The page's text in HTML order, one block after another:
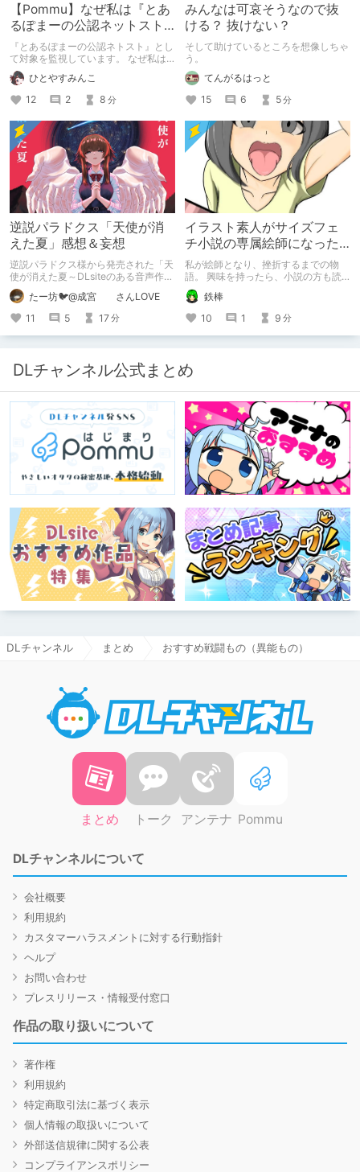
【Pommu】なぜ私は『とあ
るぽまーの公認ネットスト
ーカー』になったのか【出
会い編】
『とあるぽまーの公認ネトスト』とし
て対象を監視しています。 なぜ私は
このような行動をとるに至ったのか。
これまでのあゆみを振り返ります。
ひとやすみんこ
12
2 8 分
みんなは可哀そうなので抜
ける？ 抜けない？
そして助けているところを想像しちゃ
う。
てんがるはっと
15
6 5分
逆説パラドクス「天使が消
えた夏」感想＆妄想
逆説パラドクス様から発売された「天
使が消えた夏～DLsiteのある音声作品
について～」の感想です。 妄想も多
いです。たー坊🐦@成宮 さんLOVE
11
5 17分
イラスト素人がサイズフェ
チ小説の専属絵師になった
お話
私が絵師となり、挫折するまでの物
語。 興味を持ったら、小説の方も読
んで欲しいなって感じ 私の絵を使っ
てくれてる小説書きさんのページＵＲ
Ｌ
https://www.pixiv.net/users/341489
73/novels?p=1
鉄棒
10
1 9 分
DLチャンネル公式まとめ
DLチャンネル まとめ おすすめ戦闘もの（異能もの）
まとめ トーク アンテナ Pommu
DLチャンネルについて
会社概要
利用規約
カスタマーハラスメントに対する行動指針
ヘルプ
お問い合わせ
プレスリリース・情報受付窓口
作品の取り扱いについて
著作権
利用規約
特定商取引法に基づく表示
個人情報の取扱いについて
外部送信規律に関する公表
コンプライアンスポリシー